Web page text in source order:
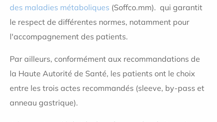
des maladies métaboliques (Soffco.mm). qui garantit
le respect de différentes normes, notamment pour
l'accompagnement des patients.
Par ailleurs, conformément aux recommandations de
la Haute Autorité de Santé, les patients ont le choix
entre les trois actes recommandés (sleeve, by-pass et
anneau gastrique).